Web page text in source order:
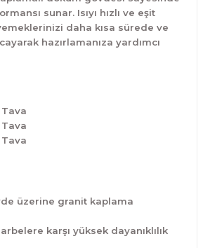
sunar. Isıyı hızlı ve eşit
daha kısa sürede ve
hazırlamanıza yardımcı
Tava
Tava
Tava
üzerine granit kaplama
karşı yüksek dayanıklılık